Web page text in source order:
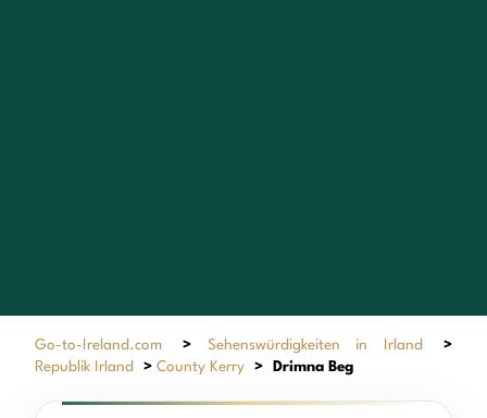
Go-to-Ireland.com > Sehenswürdigkeiten in Irland
>
Republik Irland
> County Kerry > Drimna Beg